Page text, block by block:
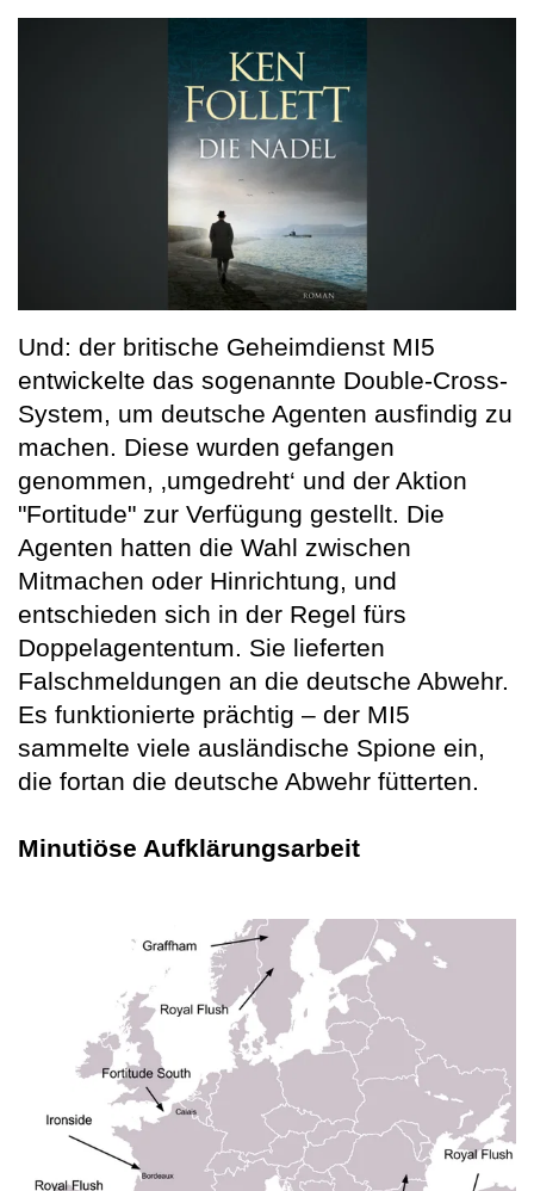
Und: der britische Geheimdienst MI5
entwickelte das sogenannte Double-Cross-
System, um deutsche Agenten ausfindig zu
machen. Diese wurden gefangen
genommen, ‚umgedreht‘ und der Aktion
"Fortitude" zur Verfügung gestellt. Die
Agenten hatten die Wahl zwischen
Mitmachen oder Hinrichtung, und
entschieden sich in der Regel fürs
Doppelagententum. Sie lieferten
Falschmeldungen an die deutsche Abwehr.
Es funktionierte prächtig – der MI5
sammelte viele ausländische Spione ein,
die fortan die deutsche Abwehr fütterten.
Minutiöse Aufklärungsarbeit